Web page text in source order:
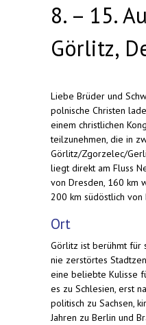
8. – 15.
Görlitz,
Liebe Brüder und
polnische Christen
einem christlichen
teilzunehmen, die in
Görlitz/Zgorzelec/
liegt direkt am Fluss
von Dresden, 160 km
200 km südöstlich von
Ort
Görlitz ist berühmt für
nie zerstörtes
eine beliebte Kulisse
es zu Schlesien, erst
politisch zu Sachsen,
Jahren zu Berlin und